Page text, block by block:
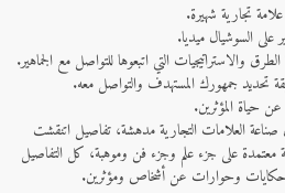
تجارية شهيرة.
على السوشيال ميديا.
والاستراتيجيات التي اتبعوها للتواصل مع الجماهير.
جمهورك المستهدف والتواصل معه.
المؤثرين.
العلامات التجارية مدهشة، تفاصيل اتنقشت
معتمدة على جزء علم وجزء فن وموهبة، كل التفاصيل
حكايات وحوارات عن أشخاص ومؤثرين.